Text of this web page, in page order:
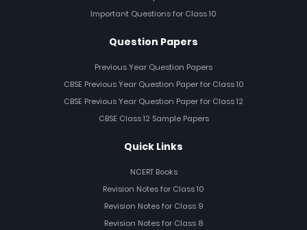
Important Questions for Class 10
Question Papers
Previous Year Question Papers
CBSE Previous Year Question Paper for Class 10
CBSE Previous Year Question Paper for Class 12
CBSE Class 12 Sample Papers
Quick Links
NCERT Books
Revision Notes for Class 10
Revision Notes for Class 9
Revision Notes for Class 8